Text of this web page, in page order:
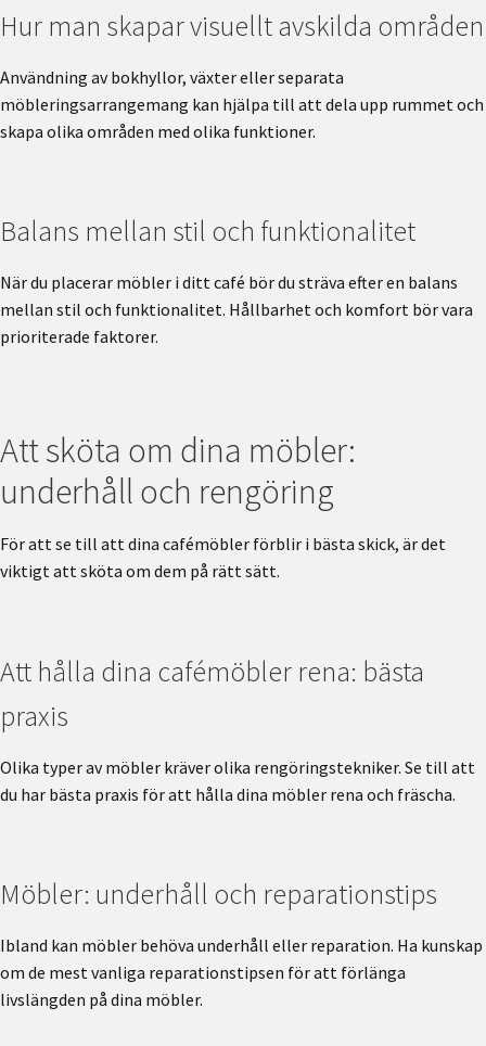
Hur man skapar visuellt avskilda områden
Användning av bokhyllor, växter eller separata
möbleringsarrangemang kan hjälpa till att dela upp rummet och
skapa olika områden med olika funktioner.
Balans mellan stil och funktionalitet
När du placerar möbler i ditt café bör du sträva efter en balans
mellan stil och funktionalitet. Hållbarhet och komfort bör vara
prioriterade faktorer.
Att sköta om dina möbler:
underhåll och rengöring
För att se till att dina cafémöbler förblir i bästa skick, är det
viktigt att sköta om dem på rätt sätt.
Att hålla dina cafémöbler rena: bästa
praxis
Olika typer av möbler kräver olika rengöringstekniker. Se till att
du har bästa praxis för att hålla dina möbler rena och fräscha.
Möbler: underhåll och reparationstips
Ibland kan möbler behöva underhåll eller reparation. Ha kunskap
om de mest vanliga reparationstipsen för att förlänga
livslängden på dina möbler.